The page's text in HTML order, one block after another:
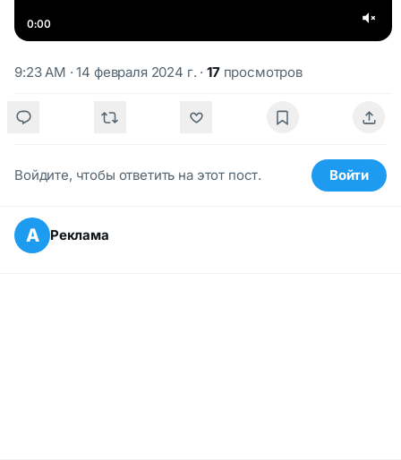
0:00
9:23 AM · 14 февраля 2024 г. ·17просмотров
Войдите, чтобы ответить на этот пост. Войти
А Реклама